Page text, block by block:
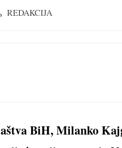
REDAKCIJA
BiH, Milanko